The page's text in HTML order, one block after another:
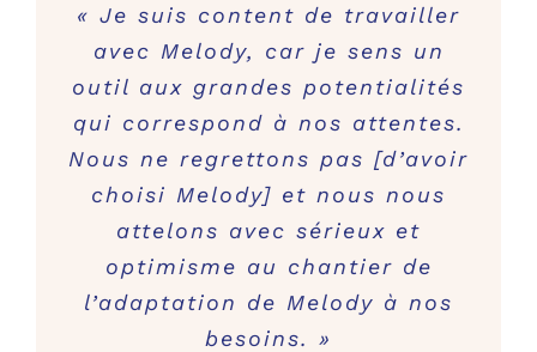
« Je suis content de travailler
avec Melody, car je sens un
outil aux grandes potentialités
qui correspond à nos attentes.
Nous ne regrettons pas [d’avoir
choisi Melody] et nous nous
attelons avec sérieux et
optimisme au chantier de
l’adaptation de Melody à nos
besoins. »